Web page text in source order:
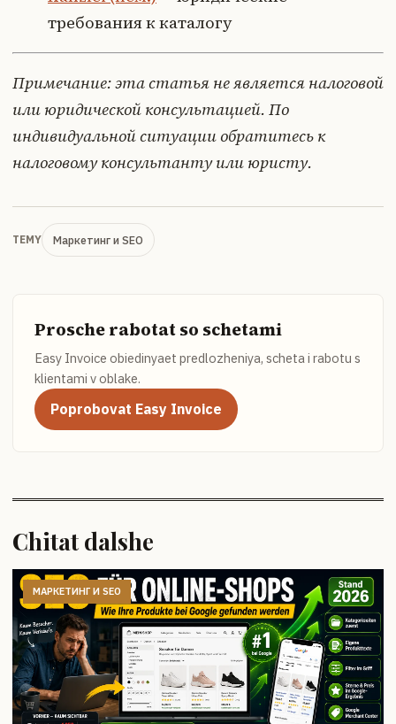
требования к каталогу
Примечание: эта статья не является налоговой
или юридической консультацией. По
индивидуальной ситуации обратитесь к
налоговому консультанту или юристу.
TEMY Маркетинг и SEO
Prosche rabotat so schetami
Easy Invoice obiedinyaet predlozheniya, scheta i rabotu s
klientami v oblake.
Poprobovat Easy Invoice
Chitat dalshe
МАРКЕТИНГ И SEO